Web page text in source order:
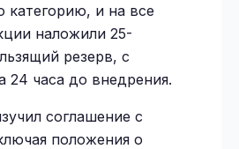
категорию, и на все
наложили 25-
резерв, с
24 часа до внедрения.
соглашение с
положения о